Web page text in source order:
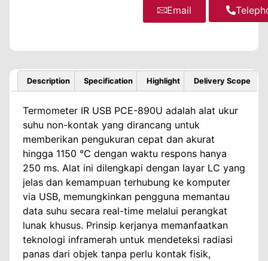
Email
Description Specification Highlight Delivery Scope
Termometer IR USB PCE-890U adalah alat ukur
suhu non-kontak yang dirancang untuk
memberikan pengukuran cepat dan akurat
hingga 1150 °C dengan waktu respons hanya
250 ms. Alat ini dilengkapi dengan layar LC yang
jelas dan kemampuan terhubung ke komputer
via USB, memungkinkan pengguna memantau
data suhu secara real-time melalui perangkat
lunak khusus. Prinsip kerjanya memanfaatkan
teknologi inframerah untuk mendeteksi radiasi
panas dari objek tanpa perlu kontak fisik,